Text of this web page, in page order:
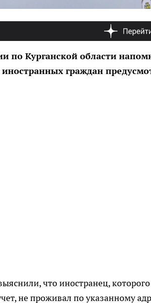
по Курганской области
граждан
что иностранец,
не проживал по указанному